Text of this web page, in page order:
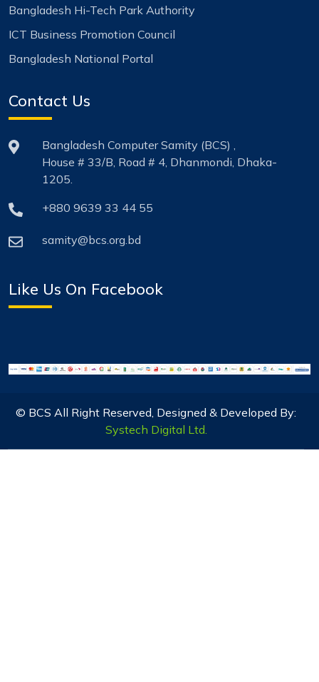
Bangladesh Hi-Tech Park Authority
ICT Business Promotion Council
Bangladesh National Portal
Contact Us
Bangladesh Computer Samity (BCS) ,
House # 33/B, Road # 4, Dhanmondi, Dhaka-
1205.
+880 9639 33 44 55
samity@bcs.org.bd
Like Us On Facebook
© BCS All Right Reserved, Designed & Developed By:
Systech Digital Ltd.